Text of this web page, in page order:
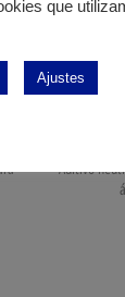
Aditivo
que
Ajustes